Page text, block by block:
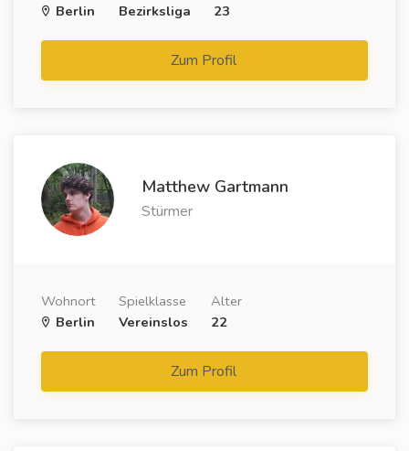
Berlin
Bezirksliga
23
Zum Profil
Matthew Gartmann
Stürmer
Wohnort
Berlin
Spielklasse
Vereinslos
Alter
22
Zum Profil